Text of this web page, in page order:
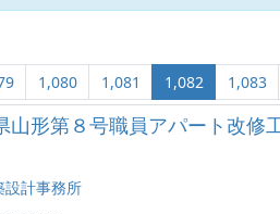
1,080 1,081 1,082 1,083
山形第８号職員アパート改修
設計事務所